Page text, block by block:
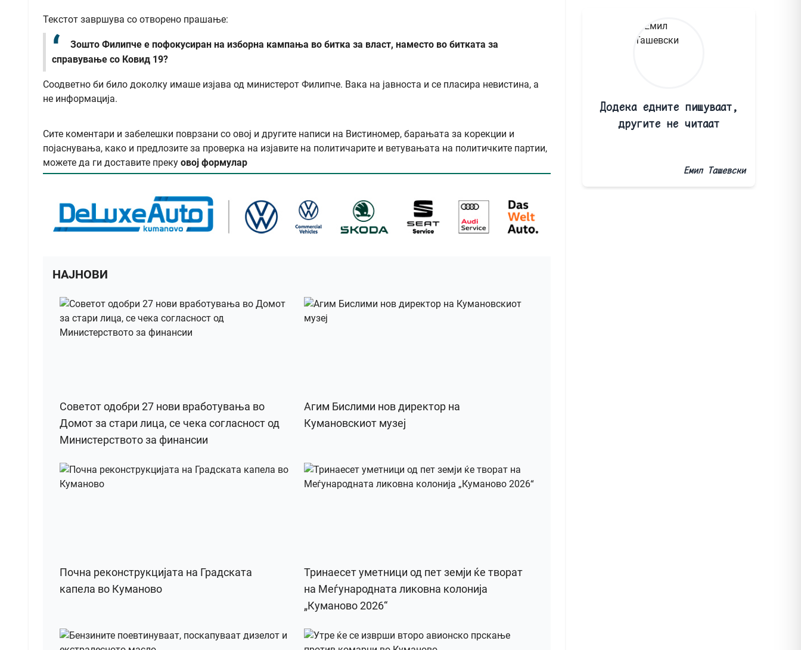
Текстот завршува со отворено прашање:
Зошто Филипче е пофокусиран на изборна кампања во битка за власт, наместо во битката за
справување со Ковид 19?
Соодветно би било доколку имаше изјава од министерот Филипче. Вака на јавноста и се пласира невистина, а
не информација.
Сите коментари и забелешки поврзани со овој и другите написи на Вистиномер, барањата за корекции и
појаснувања, како и предлозите за проверка на изјавите на политичарите и ветувањата на политичките партии,
можете да ги доставите преку овој формулар
НАЈНОВИ
Советот одобри 27 нови вработувања во
Домот за стари лица, се чека согласност од
Министерството за финансии
Агим Бислими нов директор на
Кумановскиот музеј
Почна реконструкцијата на Градската
капела во Куманово
Тринаесет уметници од пет земји ќе творат
на Меѓународната ликовна колонија
„Куманово 2026“
Додека едните пишуваат,
другите не читаат
Емил Ташевски